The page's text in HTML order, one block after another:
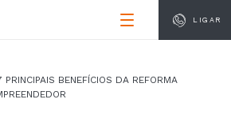
LIGAR
PRINCIPAIS BENEFÍCIOS DA REFORMA